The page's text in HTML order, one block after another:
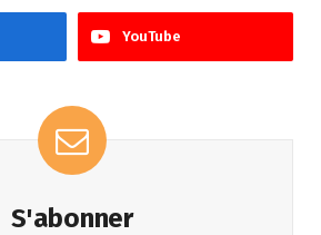
YouTube
S'abonner